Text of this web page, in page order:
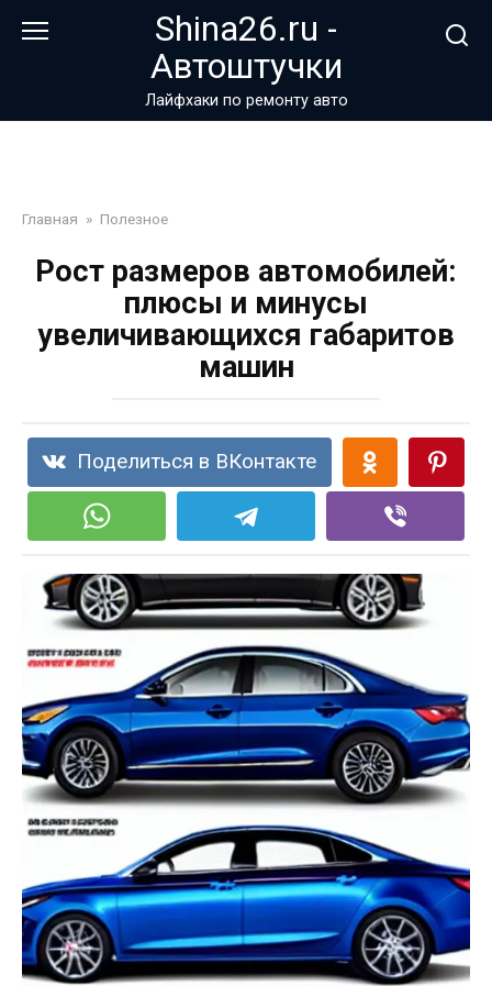
Shina26.ru -
Автоштучки
Лайфхаки по ремонту авто
Главная » Полезное
Рост размеров автомобилей:
плюсы и минусы
увеличивающихся габаритов
машин
Поделиться в ВКонтакте